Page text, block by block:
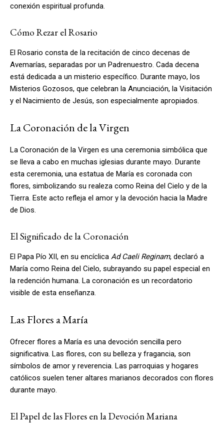
conexión espiritual profunda.
Cómo Rezar el Rosario
El Rosario consta de la recitación de cinco decenas de
Avemarías, separadas por un Padrenuestro. Cada decena
está dedicada a un misterio específico. Durante mayo, los
Misterios Gozosos, que celebran la Anunciación, la Visitación
y el Nacimiento de Jesús, son especialmente apropiados.
La Coronación de la Virgen
La Coronación de la Virgen es una ceremonia simbólica que
se lleva a cabo en muchas iglesias durante mayo. Durante
esta ceremonia, una estatua de María es coronada con
flores, simbolizando su realeza como Reina del Cielo y de la
Tierra. Este acto refleja el amor y la devoción hacia la Madre
de Dios.
El Significado de la Coronación
El Papa Pío XII, en su encíclica Ad Caeli Reginam, declaró a
María como Reina del Cielo, subrayando su papel especial en
la redención humana. La coronación es un recordatorio
visible de esta enseñanza.
Las Flores a María
Ofrecer flores a María es una devoción sencilla pero
significativa. Las flores, con su belleza y fragancia, son
símbolos de amor y reverencia. Las parroquias y hogares
católicos suelen tener altares marianos decorados con flores
durante mayo.
El Papel de las Flores en la Devoción Mariana